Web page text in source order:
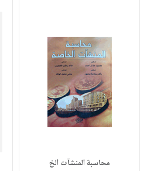
محاسبة المنشآت الخ